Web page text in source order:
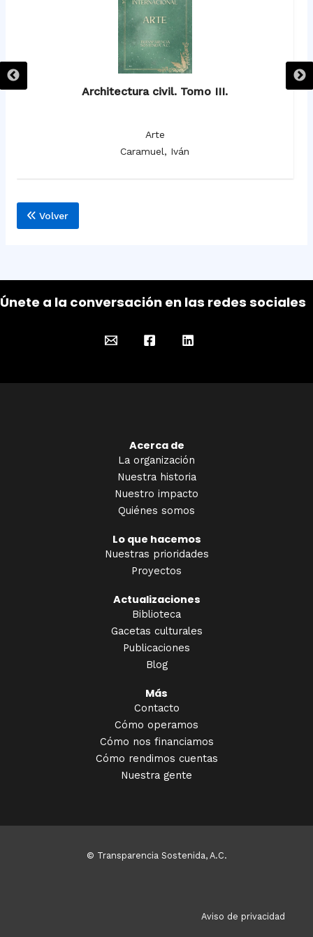
Architectura civil. Tomo III.
Arte
Caramuel, Iván
Volver
Únete a la conversación en las redes sociales
Acerca de
La organización
Nuestra historia
Nuestro impacto
Quiénes somos
Lo que hacemos
Nuestras prioridades
Proyectos
Actualizaciones
Biblioteca
Gacetas culturales
Publicaciones
Blog
Más
Contacto
Cómo operamos
Cómo nos financiamos
Cómo rendimos cuentas
Nuestra gente
© Transparencia Sostenida, A.C.
Aviso de privacidad